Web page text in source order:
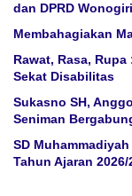
dan DPRD Wonogiri
Membahagiakan
Rawat, Rasa,
Sekat Disabilitas
Sukasno SH,
Seniman
SD
Tahun Ajaran 2026/